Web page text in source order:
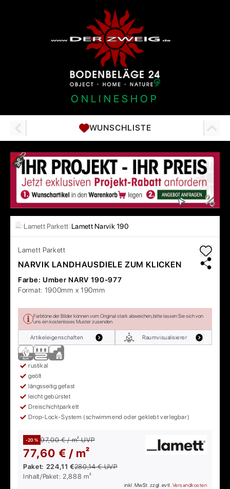
ONLINESHOP
WUNSCHLISTE
… Lamett Parkett Lamett Narvik 190
Lamett Parkett
NARVIK LANDHAUSDIELE ZUM KLICKEN
Farbe: Umber NARV 190-977
Format: 1900mm x 190mm
Farbtöne der Bilder können vom Original stark abweichen, bitte lassen Sie sich von
uns ein kostenloses Muster zusenden.
Artikeleigenschaften Raumvisualisierer
rustikal
geölt
längsseitig gefast
leicht gebürstet
Dreischichtparkett
Drop-Lock-System (schwimmend oder geklebt verlegbar)
-20 % 97,00 € / m²UVP
77,60 € / m²
Paket: 224,11 €280,14 €UVP
Inhalt/Paket:2,888 m²
inkl. MwSt. zzgl. evtl. Versandkosten